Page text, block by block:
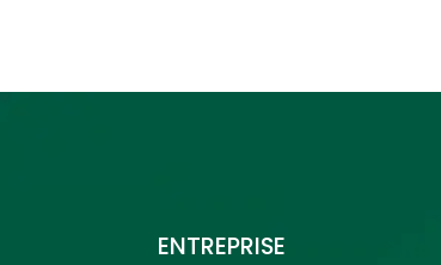
ENTREPRISE